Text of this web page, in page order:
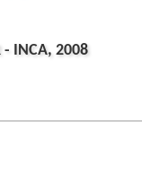
- INCA, 2008